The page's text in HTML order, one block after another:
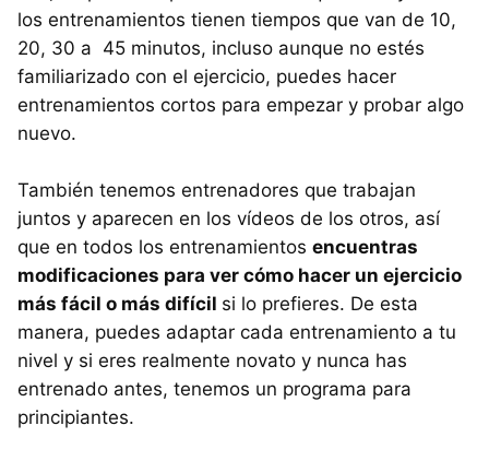
los entrenamientos tienen tiempos que van de 10,
20, 30 a 45 minutos, incluso aunque no estés
familiarizado con el ejercicio, puedes hacer
entrenamientos cortos para empezar y probar algo
nuevo.
También tenemos entrenadores que trabajan
juntos y aparecen en los vídeos de los otros, así
que en todos los entrenamientos encuentras
modificaciones para ver cómo hacer un ejercicio
más fácil o más difícil si lo prefieres. De esta
manera, puedes adaptar cada entrenamiento a tu
nivel y si eres realmente novato y nunca has
entrenado antes, tenemos un programa para
principiantes.